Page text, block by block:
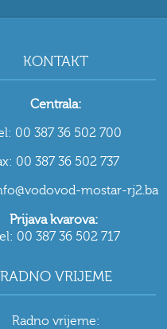
KONTAKT
Centrala:
00 387 36 502 700
00 387 36 502 737
mostar-rj2.ba
Prijava kvarova:
00 387 36 502 717
RADNO VRIJEME
Radno vrijeme: